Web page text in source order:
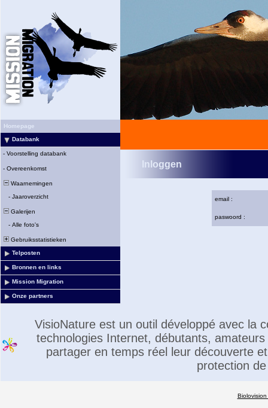
Homepage
Databank
- Voorstelling databank
- Overeenkomst
Waarnemingen
- Jaaroverzicht
Galerijen
- Alle foto's
Gebruiksstatistieken
Telposten
Bronnen en links
Mission Migration
Onze partners
Inloggen
email :
paswoord :
VisioNature est un outil développé avec la
technologies Internet, débutants,
partager en temps réel leur découverte
protection
Biolovision